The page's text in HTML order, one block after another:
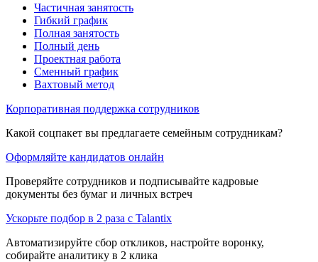
Частичная занятость
Гибкий график
Полная занятость
Полный день
Проектная работа
Сменный график
Вахтовый метод
Корпоративная поддержка сотрудников
Какой соцпакет вы предлагаете семейным сотрудникам?
Оформляйте кандидатов онлайн
Проверяйте сотрудников и подписывайте кадровые
документы без бумаг и личных встреч
Ускорьте подбор в 2 раза с Talantix
Автоматизируйте сбор откликов, настройте воронку,
собирайте аналитику в 2 клика